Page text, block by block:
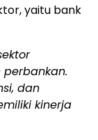
yaitu bank
dan
kinerja